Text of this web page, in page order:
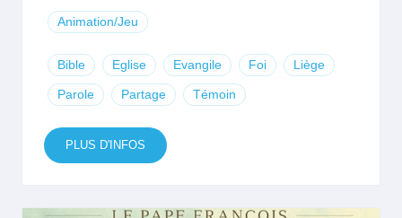
Animation/Jeu
Bible Eglise Evangile Foi Liège
Parole Partage Témoin
PLUS D'INFOS